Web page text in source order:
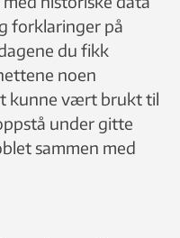
forklaringer på
du fikk
noen
kunne vært brukt til
under gitte
sammen med